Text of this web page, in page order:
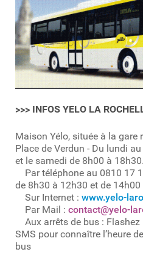
>>> INFOS YELO LA
Maison Yélo, située à la gare
Place de Verdun - Du lundi
et le samedi de 8h00 à 18h30.
Par téléphone au 0810 17
de 8h30 à 12h30 et de
Sur Internet : www.yelo-
Par Mail : contact@yelo-
Aux arrêts de bus : Flashez
SMS pour connaître l’heure
bus